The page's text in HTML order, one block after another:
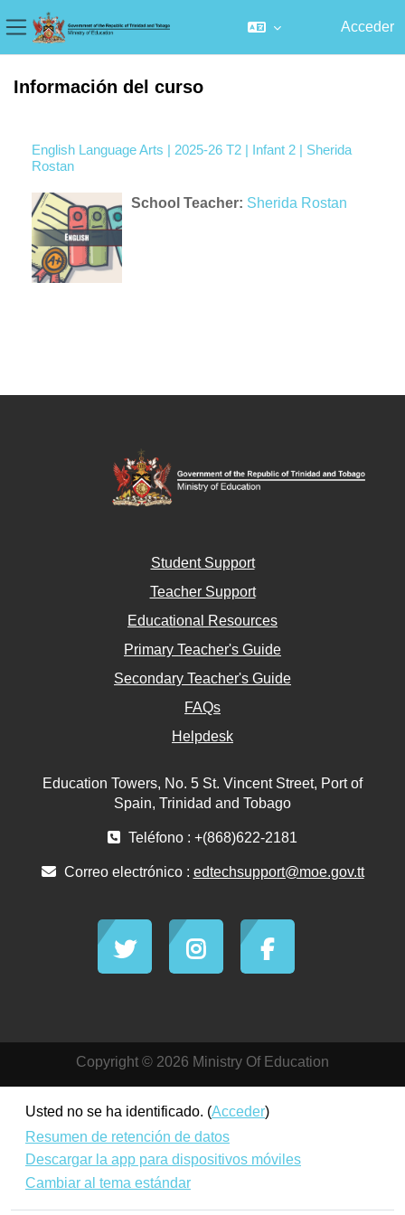
Panel lateral
Acceder
Información del curso
English Language Arts | 2025-26 T2 | Infant 2 | Sherida
Rostan
School Teacher: Sherida Rostan
Student Support
Teacher Support
Educational Resources
Primary Teacher's Guide
Secondary Teacher's Guide
FAQs
Helpdesk
Education Towers, No. 5 St. Vincent Street, Port of
Spain, Trinidad and Tobago
Teléfono : +(868)622-2181
Correo electrónico : edtechsupport@moe.gov.tt
Copyright © 2026 Ministry Of Education
Usted no se ha identificado. (Acceder)
Resumen de retención de datos
Descargar la app para dispositivos móviles
Cambiar al tema estándar